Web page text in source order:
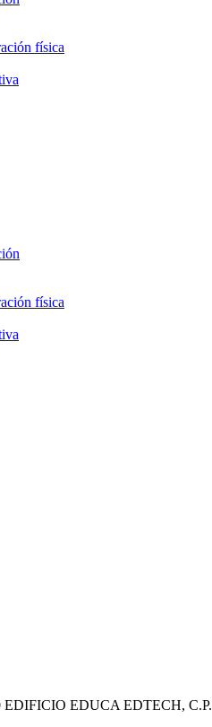
física
física
EDIFICIO EDUCA EDTECH, C.P.